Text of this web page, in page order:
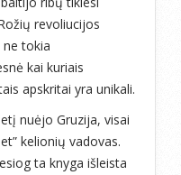
revoliucijos
tokia
kai kuriais
apskritai yra unikali.
nuėjo Gruzija, visai
kelionių vadovas.
ta knyga išleista